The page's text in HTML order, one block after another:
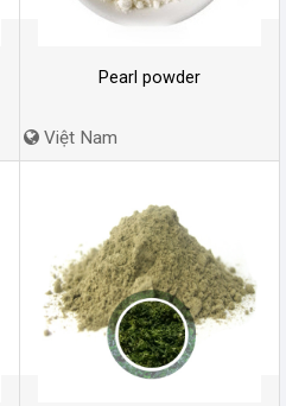
Pearl powder
Việt Nam